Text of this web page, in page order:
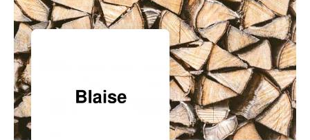
CALCULER SA CONSOMMATION
TROUVER SON FOURNISSEUR
BLOG
ESPACE PRO